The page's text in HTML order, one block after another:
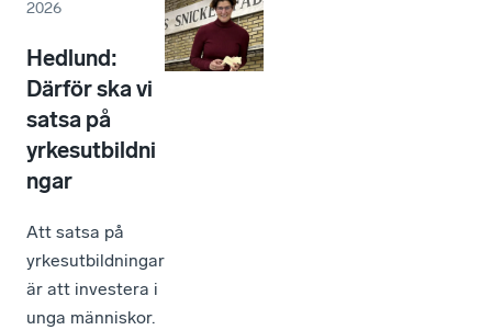
2026
Hedlund:
Därför ska vi
satsa på
yrkesutbildni
ngar
Att satsa på
yrkesutbildningar
är att investera i
unga människor.